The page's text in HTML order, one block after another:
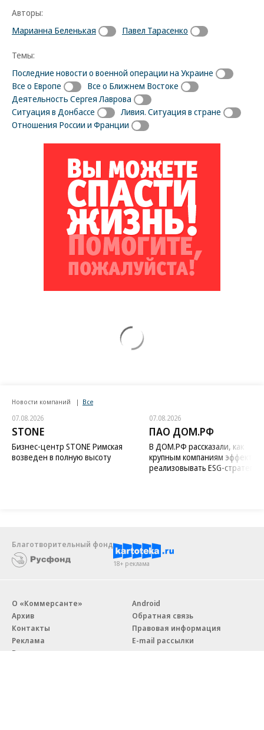
Авторы:
Марианна Беленькая
Павел Тарасенко
Темы:
Последние новости о военной операции на Украине
Все о Европе
Все о Ближнем Востоке
Деятельность Сергея Лаврова
Ситуация в Донбассе
Ливия. Ситуация в стране
Отношения России и Франции
Новости компаний Все
07.08.2026
STONE
Бизнес-центр STONE Римская
возведен в полную высоту
07.08.2026
ПАО ДОМ.РФ
В ДОМ.РФ рассказали, как
крупным компаниям
реализовывать ESG-стратегию
Благотворительный фонд
18+ реклама
О «Коммерсанте»
Архив
Контакты
Реклама
Вакансии
Android
Обратная связь
Правовая информация
E-mail рассылки